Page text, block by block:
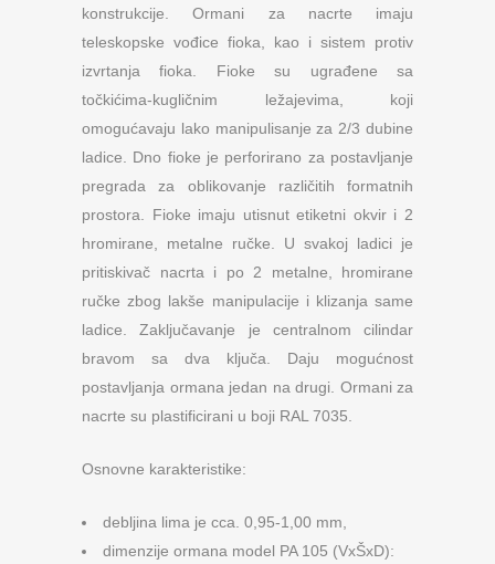
konstrukcije. Ormani za nacrte imaju
teleskopske vođice fioka, kao i sistem protiv
izvrtanja fioka. Fioke su ugrađene sa
točkićima-kugličnim ležajevima, koji
omogućavaju lako manipulisanje za 2/3 dubine
ladice. Dno fioke je perforirano za postavljanje
pregrada za oblikovanje različitih formatnih
prostora. Fioke imaju utisnut etiketni okvir i 2
hromirane, metalne ručke. U svakoj ladici je
pritiskivač nacrta i po 2 metalne, hromirane
ručke zbog lakše manipulacije i klizanja same
ladice. Zaključavanje je centralnom cilindar
bravom sa dva ključa. Daju mogućnost
postavljanja ormana jedan na drugi. Ormani za
nacrte su plastificirani u boji RAL 7035.
Osnovne karakteristike:
debljina lima je cca. 0,95-1,00 mm,
dimenzije ormana model PA 105 (VxŠxD):